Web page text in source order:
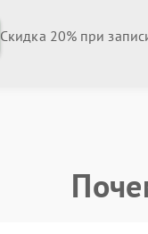
Скидка 20% при